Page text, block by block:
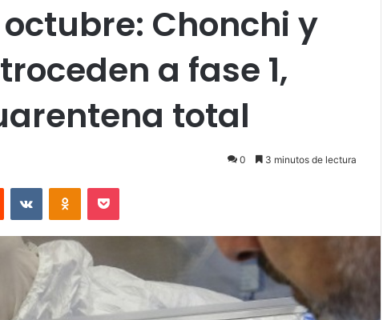
octubre: Chonchi y
a fase 1,
total
0 3 minutos de lectura
Reddit VKontakteOdnoklassniki
Pocket